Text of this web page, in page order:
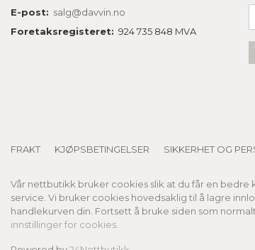
E-post: salg@davvin.no
Foretaksregisteret: 924 735 848 MVA
FRAKT KJØPSBETINGELSER SIKKERHET OG
Vår nettbutikk bruker cookies slik at du får en
service. Vi bruker cookies hovedsaklig til å lagre
handlekurven din. Fortsett å bruke siden som
innstillinger for cookies.